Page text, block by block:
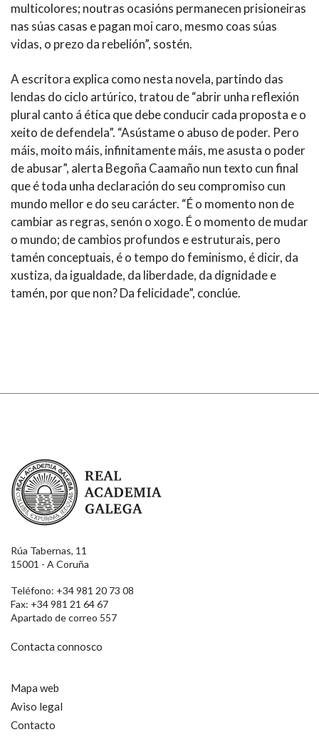
multicolores; noutras ocasións permanecen prisioneiras
nas súas casas e pagan moi caro, mesmo coas súas
vidas, o prezo da rebelión”, sostén.
A escritora explica como nesta novela, partindo das
lendas do ciclo artúrico, tratou de “abrir unha reflexión
plural canto á ética que debe conducir cada proposta e o
xeito de defendela”. “Asústame o abuso de poder. Pero
máis, moito máis, infinitamente máis, me asusta o poder
de abusar”, alerta Begoña Caamaño nun texto cun final
que é toda unha declaración do seu compromiso cun
mundo mellor e do seu carácter. “É o momento non de
cambiar as regras, senón o xogo. É o momento de mudar
o mundo; de cambios profundos e estruturais, pero
tamén conceptuais, é o tempo do feminismo, é dicir, da
xustiza, da igualdade, da liberdade, da dignidade e
tamén, por que non? Da felicidade”, conclúe.
Real Academia Galega
Rúa Tabernas, 11
15001 - A Coruña
Teléfono: +34 981 20 73 08
Fax: +34 981 21 64 67
Apartado de correo 557
Contacta connosco
Mapa web
Aviso legal
Contacto